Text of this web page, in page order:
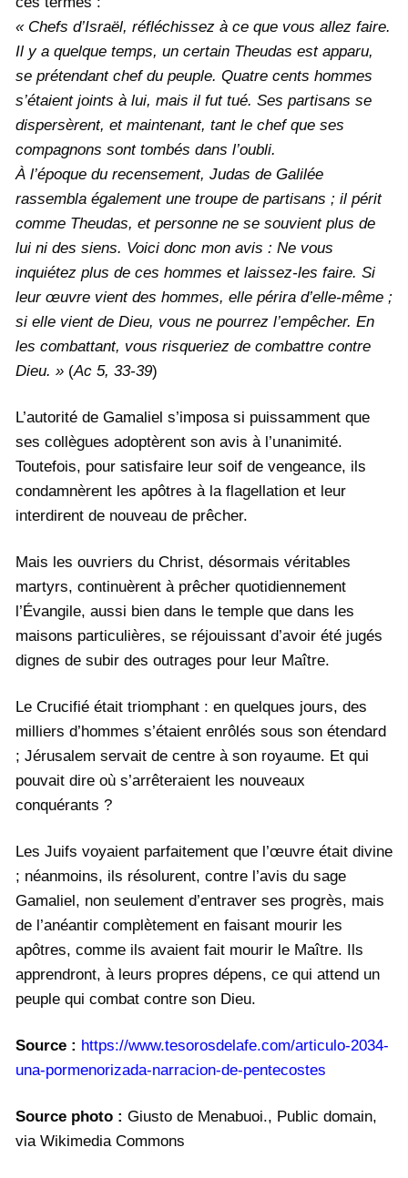
« Chefs d’Israël, réfléchissez à ce que vous allez faire.
Il y a quelque temps, un certain Theudas est apparu,
se prétendant chef du peuple. Quatre cents hommes
s’étaient joints à lui, mais il fut tué. Ses partisans se
dispersèrent, et maintenant, tant le chef que ses
compagnons sont tombés dans l’oubli.
À l’époque du recensement, Judas de Galilée
rassembla également une troupe de partisans ; il périt
comme Theudas, et personne ne se souvient plus de
lui ni des siens. Voici donc mon avis : Ne vous
inquiétez plus de ces hommes et laissez-les faire. Si
leur œuvre vient des hommes, elle périra d’elle-même ;
si elle vient de Dieu, vous ne pourrez l’empêcher. En
les combattant, vous risqueriez de combattre contre
Dieu. » (Ac 5, 33-39)
L’autorité de Gamaliel s’imposa si puissamment que
ses collègues adoptèrent son avis à l’unanimité.
Toutefois, pour satisfaire leur soif de vengeance, ils
condamnèrent les apôtres à la flagellation et leur
interdirent de nouveau de prêcher.
Mais les ouvriers du Christ, désormais véritables
martyrs, continuèrent à prêcher quotidiennement
l’Évangile, aussi bien dans le temple que dans les
maisons particulières, se réjouissant d’avoir été jugés
dignes de subir des outrages pour leur Maître.
Le Crucifié était triomphant : en quelques jours, des
milliers d’hommes s’étaient enrôlés sous son étendard
; Jérusalem servait de centre à son royaume. Et qui
pouvait dire où s’arrêteraient les nouveaux
conquérants ?
Les Juifs voyaient parfaitement que l’œuvre était divine
; néanmoins, ils résolurent, contre l’avis du sage
Gamaliel, non seulement d’entraver ses progrès, mais
de l’anéantir complètement en faisant mourir les
apôtres, comme ils avaient fait mourir le Maître. Ils
apprendront, à leurs propres dépens, ce qui attend un
peuple qui combat contre son Dieu.
Source : https://www.tesorosdelafe.com/articulo-2034-
una-pormenorizada-narracion-de-pentecostes
Source photo : Giusto de Menabuoi., Public domain,
via Wikimedia Commons